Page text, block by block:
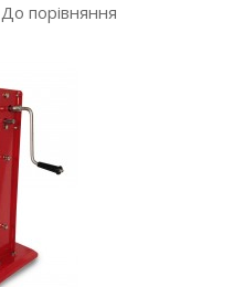
До порівняння